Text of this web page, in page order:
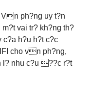
ph?ng uy t?n
vai tr? kh?ng th?
h?u h?t c?c
cho vn ph?ng,
l? nhu c?u ??c r?t